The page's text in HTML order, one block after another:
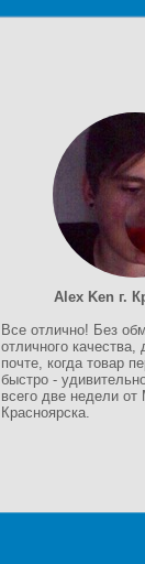
Alex Ken г.
Все отлично! Без
отличного качества,
почте, когда товар
быстро -
всего две недели
Красноярска.